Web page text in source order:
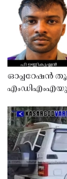
ഓപ്പറേഷൻ